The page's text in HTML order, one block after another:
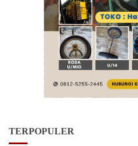
TERPOPULER